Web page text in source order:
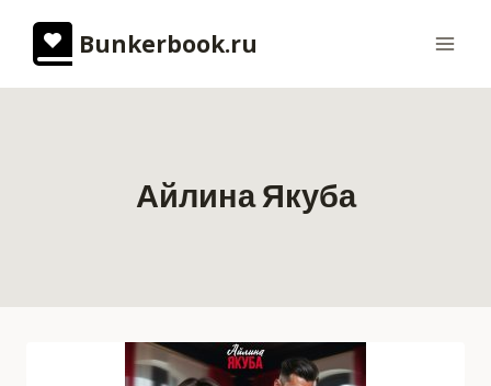
содержимому
Bunkerbook.ru
Айлина Якуба